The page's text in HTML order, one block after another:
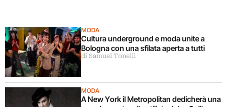
MODA
Cultura underground e moda unite a
Bologna con una sfilata aperta a tutti
di Samuel Tonelli
MODA
A New York il Metropolitan dedicherà una